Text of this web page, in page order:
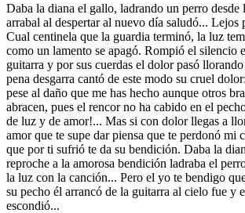
Daba la diana el gallo, ladrando un perro desde
arrabal al despertar al nuevo día saludó... Lejos
Cual centinela que la guardia terminó, la luz
como un lamento se apagó. Rompió el silencio
guitarra y por sus cuerdas el dolor pasó
pena desgarra cantó de este modo su cruel
pese al daño que me has hecho aunque otros
abracen, pues el rencor no ha cabido en el
de luz y de amor!... Mas si con dolor llegas a
amor que te supe dar piensa que te perdonó mi
que por ti sufrió te da su bendición. Daba la
reproche a la amorosa bendición ladraba el
la luz con la canción... Pero el yo te bendigo
su pecho él arrancó de la guitarra al cielo fue y
escondió...